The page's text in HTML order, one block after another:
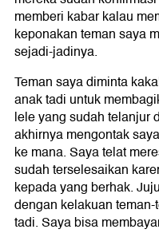
memberi kabar kalau
keponakan teman saya
sejadi-jadinya.
Teman saya diminta
anak tadi untuk
lele yang sudah telanjur
akhirnya mengontak
ke mana. Saya telat
sudah terselesaikan
kepada yang berhak.
dengan kelakuan
tadi. Saya bisa